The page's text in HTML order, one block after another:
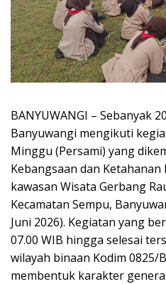
BANYUWANGI – Sebanyak
Banyuwangi mengikuti
Minggu (Persami) yang
Kebangsaan dan Ketahanan
kawasan Wisata Gerbang
Kecamatan Sempu,
Juni 2026). Kegiatan yang
07.00 WIB hingga selesai
wilayah binaan Kodim 0825/
membentuk karakter